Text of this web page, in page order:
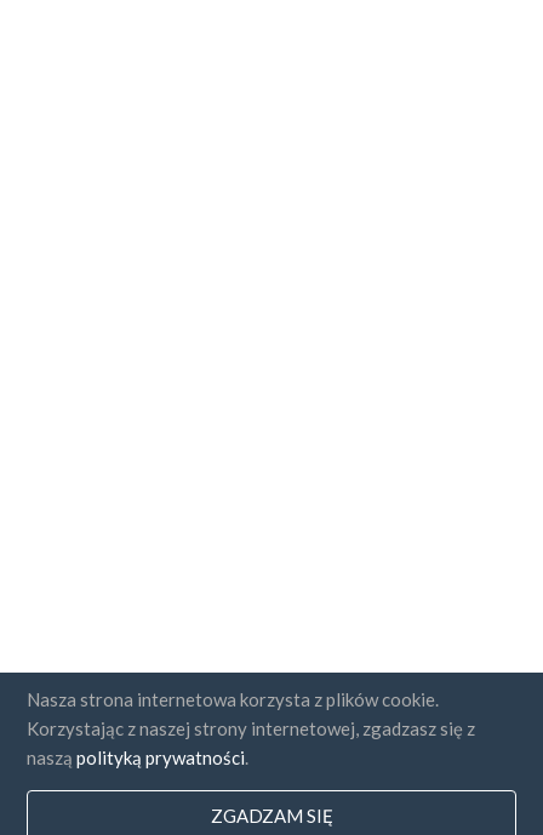
Nasza strona internetowa korzysta z plików cookie.
Korzystając z naszej strony internetowej, zgadzasz się z
nasząpolityką prywatności
ZGADZAM SIĘ